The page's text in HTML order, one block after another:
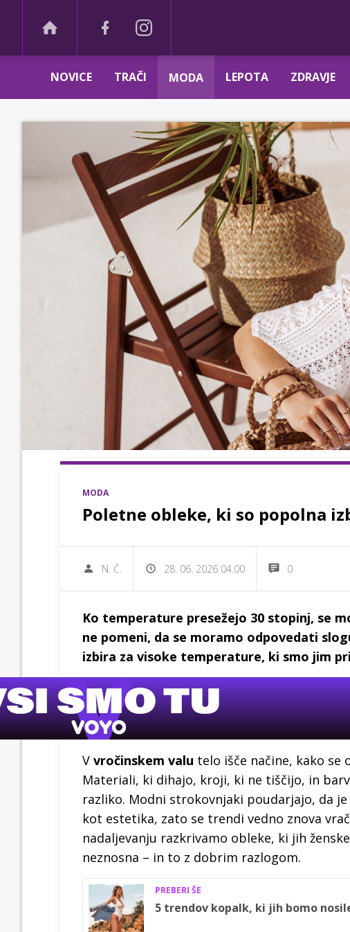
NOVICE TRAČI MODA LEPOTA ZDRAVJE
MODA
Poletne obleke, ki so popolna
N. Č. 28. 06. 2026 04.00 0
Ko temperature presežejo 30 stopinj, se
ne pomeni, da se moramo odpovedati
izbira za visoke temperature, ki smo jim
V vročinskem valu telo išče načine, kako se
Materiali, ki dihajo, kroji, ki ne tiščijo, in
razliko. Modni strokovnjaki poudarjajo, da
kot estetika, zato se trendi vedno znova
nadaljevanju razkrivamo obleke, ki jih
neznosna – in to z dobrim razlogom.
PREBERI ŠE
5 trendov kopalk, ki jih bomo